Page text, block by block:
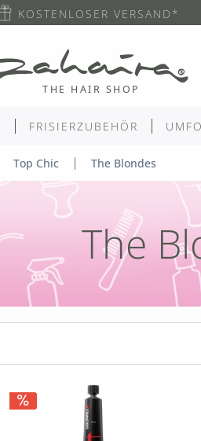
KOSTENLOSER VERSAND*
FRISIERZUBEHÖR
Top Chic The Blondes
The